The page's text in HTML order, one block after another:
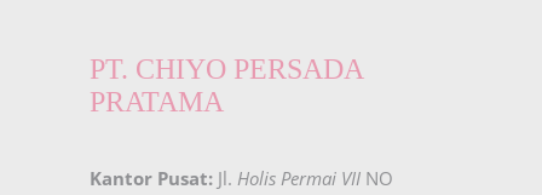
PT. CHIYO PERSADA
PRATAMA
Kantor Pusat: Jl. Holis Permai VII NO